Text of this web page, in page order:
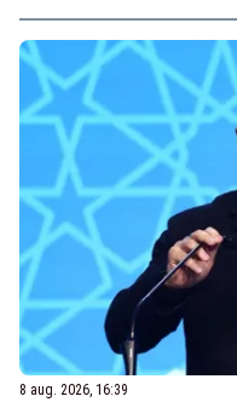
8 aug. 2026, 16:39